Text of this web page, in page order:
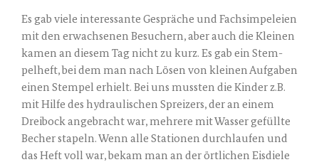
Es gab vie­le inter­es­san­te Gesprä­che und Fach­sim­pe­lei­en
mit den erwach­se­nen Besu­chern, aber auch die Klei­nen
kamen an die­sem Tag nicht zu kurz. Es gab ein Stem­
pel­heft, bei dem man nach Lösen von klei­nen Auf­ga­ben
einen Stem­pel erhielt. Bei uns muss­ten die Kin­der z.B.
mit Hil­fe des hydrau­li­schen Sprei­zers, der an einem
Drei­bock ange­bracht war, meh­re­re mit Was­ser gefüll­te
Becher sta­peln. Wenn alle Sta­tio­nen durch­lau­fen und
das Heft voll war, bekam man an der ört­li­chen Eis­die­le